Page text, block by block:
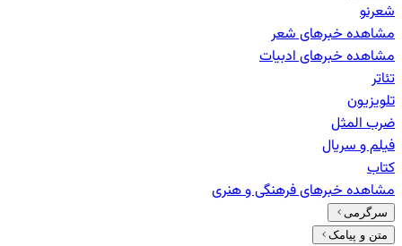
شعرنو
مشاهده خبرهایشعر
مشاهده خبرهایادبیات
تئاتر
تلویزیون
ضرب المثل
فیلم و سریال
کتاب
مشاهده خبرهایفرهنگی و هنری
سرگرمی
متن و پیامک